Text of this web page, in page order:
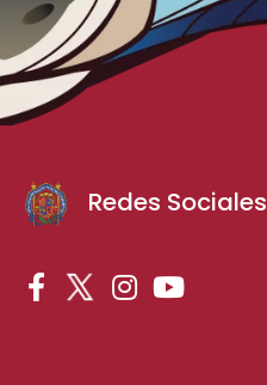
Redes Sociales